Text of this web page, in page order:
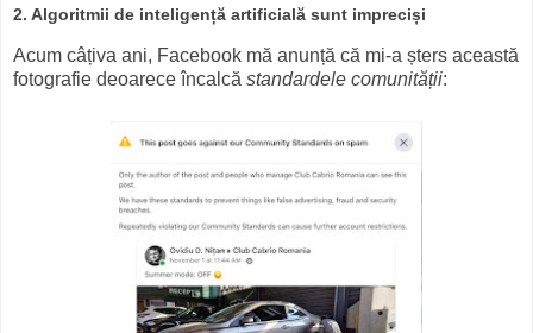
2. Algoritmii de inteligență artificială sunt impreciși
Acum câțiva ani, Facebook mă anunță că mi-a șters această
fotografie deoarece încalcă standardele comunității: